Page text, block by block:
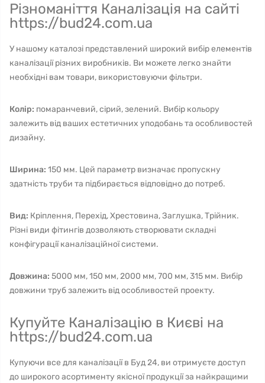
Різноманіття Каналізація на сайті
https://bud24.com.ua
У нашому каталозі представлений широкий вибір елементів
каналізації різних виробників. Ви можете легко знайти
необхідні вам товари, використовуючи фільтри.
Колір: помаранчевий, сірий, зелений. Вибір кольору
залежить від ваших естетичних уподобань та особливостей
дизайну.
Ширина: 150 мм. Цей параметр визначає пропускну
здатність труби та підбирається відповідно до потреб.
Вид: Кріплення, Перехід, Хрестовина, Заглушка, Трійник.
Різні види фітингів дозволяють створювати складні
конфігурації каналізаційної системи.
Довжина: 5000 мм, 150 мм, 2000 мм, 700 мм, 315 мм. Вибір
довжини труб залежить від особливостей проекту.
Купуйте Каналізацію в Києві на
https://bud24.com.ua
Купуючи все для каналізації в Буд 24, ви отримуєте доступ
до широкого асортименту якісної продукції за найкращими